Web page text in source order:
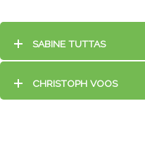
SABINE TUTTAS
CHRISTOPH VOOS